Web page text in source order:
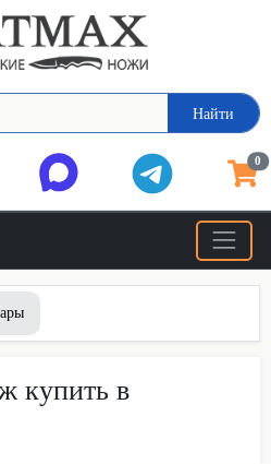
Найти
0
купить в